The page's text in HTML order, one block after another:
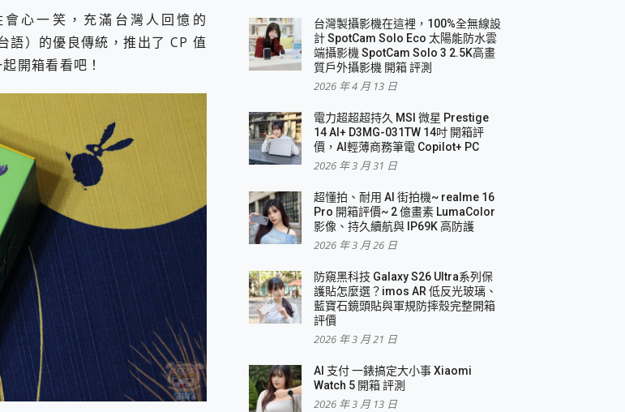
充電一起搞定 ONPRO MagReact™ M3 3 in 1可攜摺疊無線充電器 開箱 評測
，無感配戴! 超穩超服貼，音質、通話也很優質
棚!
Docking Station 掌機專屬擴充底座 開箱 評測
劇院串流盒 開箱 評測
X200 就是這麼好拍
除人聲 人聲 音樂分離 2024 消除人聲推薦
魔物獵人 Now飛人 ios教學 不出門也可以到處走
可以飛遍全世界
充滿 CUKTECH 酷態科 300W 微型充電站 開箱 評測
Data Recovery Wizard Free 18.0.0 業界最好的資料救援軟體
Master 就是這麼簡單
蓋更遠更清晰、2日長續航、頂尖影音娛樂效能~
旗艦手機! 加碼小旗艦 Xiaomi 14 開箱 評測
質明亮溫潤，並支援雙設備連接~
Claw A1M-026TW 電競掌機
鏡頭、攝影棚級柔光環、拍攝功能最好玩的美拍神機 vivo V30 Pro
026TW 電競掌機 開箱 評測
O-ONE MAG 最會吸的行動電源 開箱 評測
，登錄在送飛利浦氣炸鍋
螢幕的耳機會是智商稅嗎?
心一笑，充滿台灣人回憶的
）的優良傳統，推出了 CP 值
開箱看看吧！
台灣製攝影機在這裡，100%全無線設
計 SpotCam Solo Eco 太陽能防水雲
端攝影機 SpotCam Solo 3 2.5K高畫
質戶外攝影機 開箱 評測
2026 年 4 月 13 日
電力超超超持久 MSI 微星 Prestige
14 AI+ D3MG-031TW 14吋 開箱評
價，AI輕薄商務筆電 Copilot+ PC
2026 年 3 月 31 日
超懂拍、耐用 AI 街拍機~ realme 16
Pro 開箱評價~ 2 億畫素 LumaColor
影像、持久續航與 IP69K 高防護
2026 年 3 月 26 日
防窺黑科技 Galaxy S26 Ultra系列保
護貼怎麼選？imos AR 低反光玻璃、
藍寶石鏡頭貼與軍規防摔殼完整開箱
評價
2026 年 3 月 21 日
AI 支付 一錶搞定大小事 Xiaomi
Watch 5 開箱 評測
2026 年 3 月 13 日